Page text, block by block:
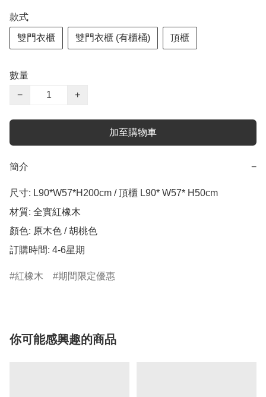
款式
雙門衣櫃 雙門衣櫃 (有櫃桶) 頂櫃
數量
−
+
加至購物車
簡介 −
尺寸: L90*W57*H200cm / 頂櫃 L90* W57* H50cm
材質: 全實紅橡木
顏色: 原木色 / 胡桃色
訂購時間: 4-6星期
紅橡木 期間限定優惠
你可能感興趣的商品